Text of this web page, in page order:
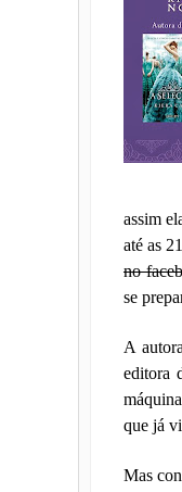
assim
até as
no
se
A
editora
que já
Mas